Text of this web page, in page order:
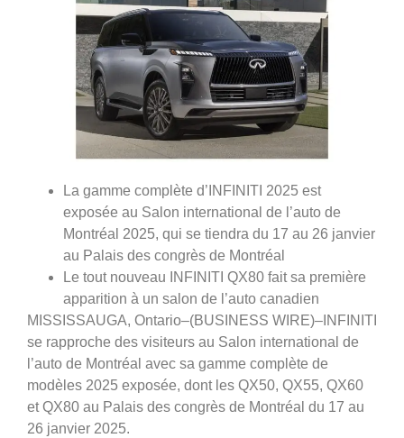
La gamme complète d’INFINITI 2025 est
exposée au Salon international de l’auto de
Montréal 2025, qui se tiendra du 17 au 26 janvier
au Palais des congrès de Montréal
Le tout nouveau INFINITI QX80 fait sa première
apparition à un salon de l’auto canadien
MISSISSAUGA, Ontario–(BUSINESS WIRE)–INFINITI
se rapproche des visiteurs au Salon international de
l’auto de Montréal avec sa gamme complète de
modèles 2025 exposée, dont les QX50, QX55, QX60
et QX80 au Palais des congrès de Montréal du 17 au
26 janvier 2025.